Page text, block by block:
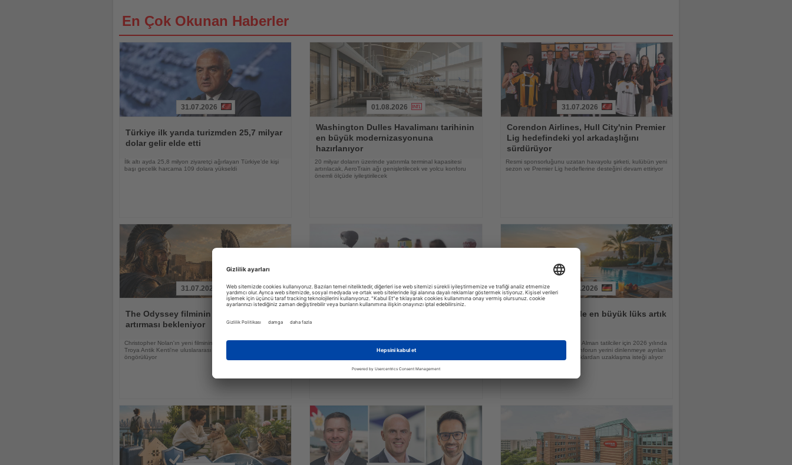
En Çok Okunan Haberler
Oku
31.07.2026
Türkiye ilk yarıda turizmden 25,7 milyar
dolar gelir elde etti
İlk altı ayda 25,8 milyon ziyaretçi ağırlayan Türkiye’de kişi
başı gecelik harcama 109 dolara yükseldi
Oku
01.08.2026
Washington Dulles Havalimanı tarihinin
en büyük modernizasyonuna
hazırlanıyor
20 milyar doların üzerinde yatırımla terminal kapasitesi
artırılacak, AeroTrain ağı genişletilecek ve yolcu konforu
önemli ölçüde iyileştirilecek
Oku
31.07.2026
Corendon Airlines, Hull City'nin Premier
Lig hedefindeki yol arkadaşlığını
sürdürüyor
Resmi sponsorluğunu uzatan havayolu şirketi, kulübün yeni
sezon ve Premier Lig hedeflerine desteğini devam ettiriyor
Oku
31.07.2026
The Odyssey filminin Troya'ya ilgiyi
artırması bekleniyor
Christopher Nolan'ın yeni filminin UNESCO Dünya Mirası
Troya Antik Kenti'ne uluslararası ilgiyi güçlendirmesi
öngörülüyor
Haberi
31.07.2026
peribacaları üzerinde gösteri uçuşu yaptı
Haberi
31.07.2026
Almanlar için tatilde en büyük lüks artık
YouGov araştırmasına göre Alman tatilciler için 2026 yılında
lüksün anlamı değişiyor; konforun yerini dinlenmeye ayrılan
zaman ve günlük sorumluluklardan uzaklaşma isteği alıyor